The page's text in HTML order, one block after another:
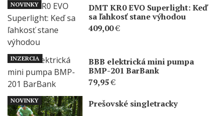
DMT KR0 EVO Superlight: Keď
sa ľahkosť stane výhodou
409,00€
NOVINKY
BBB elektrická mini pumpa
BMP-201 BarBank
79,95€
INZERCIA
Prešovské singletracky
NOVINKY